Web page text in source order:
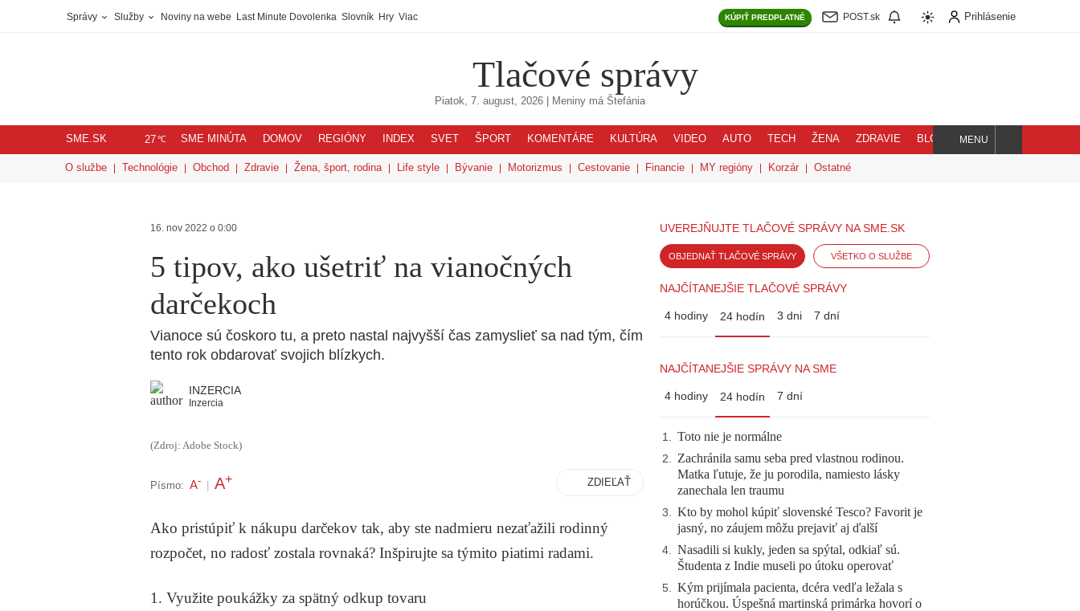
Správy Služby Noviny na webe Last Minute Dovolenka Slovník Hry Viac KÚPIŤ PREDPLATNÉ POST.sk Prihlásenie
Tlačové správy
Piatok, 7. august, 2026 | Meniny má Štefánia
SME.SK 27℃ SME MINÚTA DOMOV REGIÓNY INDEX SVET ŠPORT KOMENTÁRE KULTÚRA VIDEO AUTO TECH ŽENA ZDRAVIE BLOG
Hľadaj
MENU
O službe Technológie Obchod Zdravie Žena, šport, rodina Life style Bývanie Motorizmus Cestovanie Financie MY regióny Korzár Ostatné
16. nov 2022 o 0:00
5 tipov, ako ušetriť na vianočných
darčekoch
Vianoce sú čoskoro tu, a preto nastal najvyšší čas zamyslieť sa nad tým, čím
tento rok obdarovať svojich blízkych.
INZERCIA
Inzercia
(Zdroj: Adobe Stock)
Písmo: A- A+ ZDIEĽAŤ
Ako pristúpiť k nákupu darčekov tak, aby ste nadmieru nezaťažili rodinný
rozpočet, no radosť zostala rovnaká? Inšpirujte sa týmito piatimi radami.
1. Využite poukážky za spätný odkup tovaru
UVEREJŇUJTE TLAČOVÉ SPRÁVY NA SME.SK
OBJEDNAŤ TLAČOVÉ SPRÁVY VŠETKO O SLUŽBE
NAJČÍTANEJŠIE TLAČOVÉ SPRÁVY
4 hodiny 24 hodín 3 dni 7 dní
NAJČÍTANEJŠIE SPRÁVY NA SME
4 hodiny 24 hodín 7 dní
1. Toto nie je normálne
2. Zachránila samu seba pred vlastnou rodinou.
Matka ľutuje, že ju porodila, namiesto lásky
zanechala len traumu
3. Kto by mohol kúpiť slovenské Tesco? Favorit je
jasný, no záujem môžu prejaviť aj ďalší
4. Nasadili si kukly, jeden sa spýtal, odkiaľ sú.
Študenta z Indie museli po útoku operovať
5. Kým prijímala pacienta, dcéra vedľa ležala s
horúčkou. Úspešná martinská primárka hovorí o